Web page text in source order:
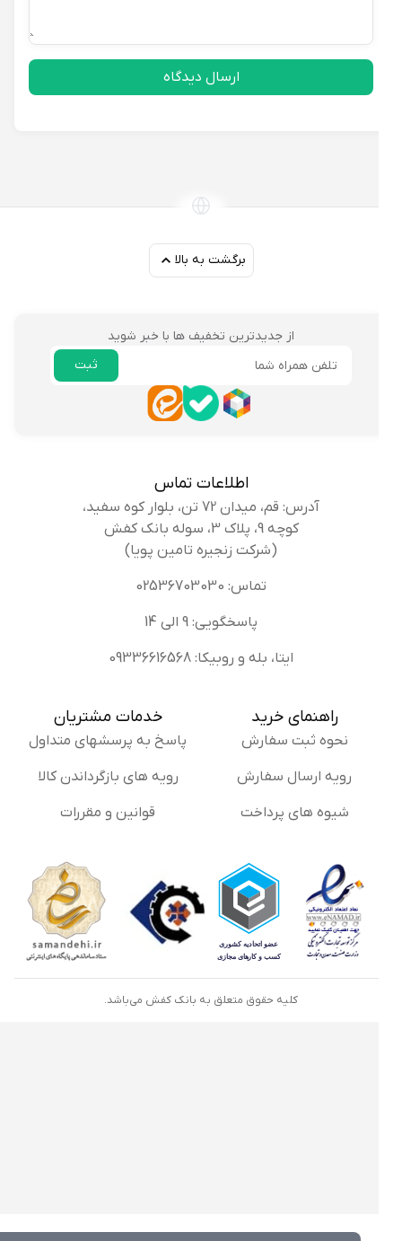
ارسال دیدگاه
برگشت به بالا
از جدیدترین تخفیف ها با خبر شوید
اطلاعات تماس
آدرس: قم، میدان 72 تن، بلوار کوه سفید،
کوچه 9، پلاک 3، سوله بانک کفش
(شرکت زنجیره تامین پویا)
تماس: 02536703030
پاسخگویی: 9 الی 14
ایتا، بله و روبیکا: 09336616568
راهنمای خرید
نحوه ثبت سفارش
رویه ارسال سفارش
شیوه های پرداخت
خدمات مشتریان
پاسخ به پرسشهای متداول
رویه های بازگرداندن کالا
قوانین و مقررات
کلیه حقوق متعلق به بانک کفش می‌باشد.